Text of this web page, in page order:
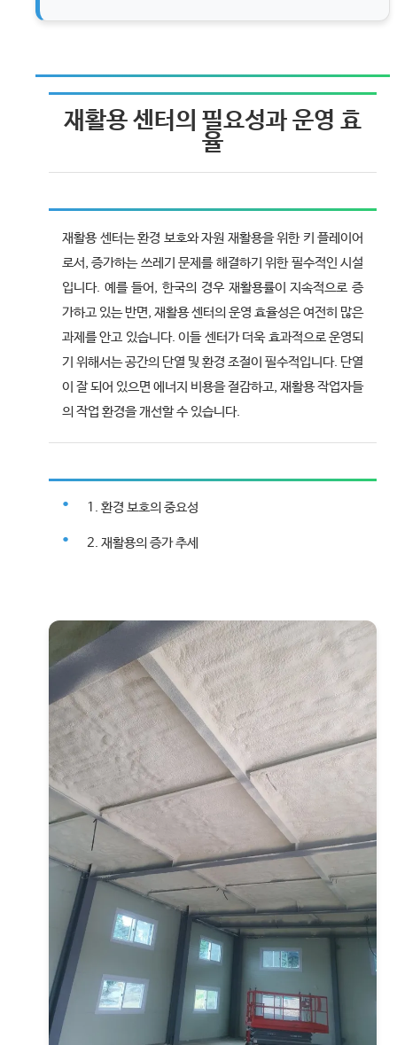
재활용 센터의 필요성과 운영 효
율
재활용 센터는 환경 보호와 자원 재활용을 위한 키 플레이어
로서, 증가하는 쓰레기 문제를 해결하기 위한 필수적인 시설
입니다. 예를 들어, 한국의 경우 재활용률이 지속적으로 증
가하고 있는 반면, 재활용 센터의 운영 효율성은 여전히 많은
과제를 안고 있습니다. 이들 센터가 더욱 효과적으로 운영되
기 위해서는 공간의 단열 및 환경 조절이 필수적입니다. 단열
이 잘 되어 있으면 에너지 비용을 절감하고, 재활용 작업자들
의 작업 환경을 개선할 수 있습니다.
1. 환경 보호의 중요성
2. 재활용의 증가 추세